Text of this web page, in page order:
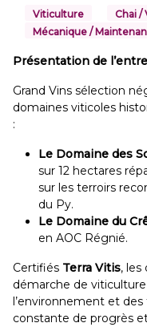
Viticulture
Chai /
Mécanique /
Présentation de
Grand Vins sélection
domaines viticoles
:
Le Domaine des
sur 12 hectares
sur les terroirs
du Py.
Le Domaine du
en AOC Régnié.
Certifiés Terra Vitis, les
démarche de
l’environnement et
constante de progrès